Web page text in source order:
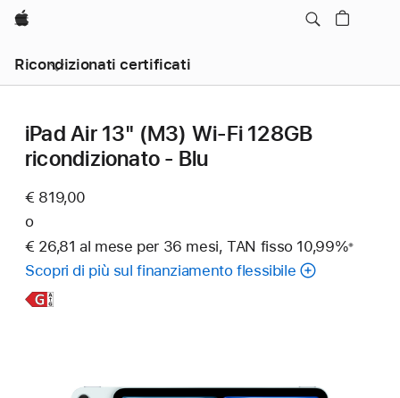
Apple
Ricondizionati certificati
iPad Air 13" (M3) Wi‑Fi 128GB
ricondizionato - Blu
€ 819,00
o
€ 26,81 al mese per 36 mesi, TAN fisso 10,99%※
Scopri di più sul finanziamento flessibile
Scopri